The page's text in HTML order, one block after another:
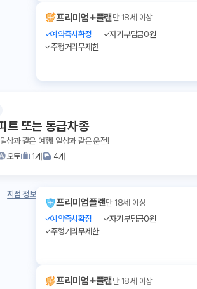
프리미엄+플랜만 18세 이상
예약즉시확정
자기부담금0원
주행거리무제한
트 또는 동급차종
상과 같은 여행! 일상과 같은 운전!
오토 1개 4개
지점 정보
프리미엄플랜만 18세 이상
예약즉시확정
자기부담금0원
주행거리무제한
프리미엄+플랜만 18세 이상